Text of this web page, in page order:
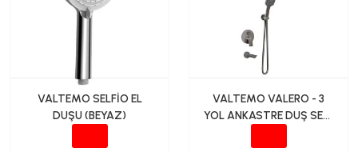
VALTEMO SELFİO EL
DUŞU (BEYAZ)
VALTEMO VALERO - 3
YOL ANKASTRE DUŞ SETİ